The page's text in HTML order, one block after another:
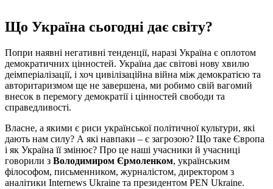
Що Україна сьогодні дає світу?
Попри наявні негативні тенденції, наразі Україна є оплотом
демократичних цінностей. Україна дає світові нову хвилю
деімперіалізації, і хоч цивілізаційна війна між демократією та
авторитаризмом ще не завершена, ми робимо свій вагомий
внесок в перемогу демократії і цінностей свободи та
справедливості.
Власне, а якими є риси української політичної культури, які
дають нам силу? А які навпаки – є загрозою? Що таке Європа
і як Україна її змінює? Про це наші учасники й учасниці
говорили з Володимиром Єрмоленком, українським
філософом, письменником, журналістом, директором з
аналітики Internews Ukraine та президентом PEN Ukraine.